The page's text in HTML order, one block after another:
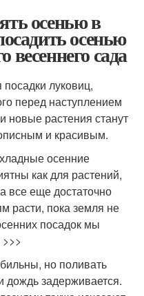
осенью в
осенью
весеннего сада
луковиц,
перед наступлением
растения станут
и красивым.
осенние
как для растений,
все еще достаточно
расти, пока земля не
посадок мы
но поливать
дождь задерживается.